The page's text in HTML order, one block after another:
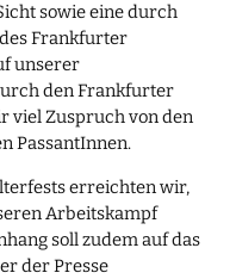
sowie eine durch
Frankfurter
unserer
den Frankfurter
viel Zuspruch von den
PassantInnen.
erreichten wir,
Arbeitskampf
soll zudem auf das
der Presse